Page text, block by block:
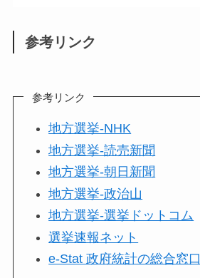
参考リンク
参考リンク
地方選挙-NHK
地方選挙-読売新聞
地方選挙-朝日新聞
地方選挙-政治山
地方選挙-選挙ドットコム
選挙速報ネット
e-Stat 政府統計の総合窓口